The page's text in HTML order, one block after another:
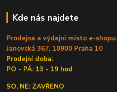
Kde nás najdete
Prodejna a výdejní místo e-shopu:
Janovská 367, 10900 Praha 10
Prodejní doba:
PO - PÁ: 13 - 19 hod
SO, NE: ZAVŘENO